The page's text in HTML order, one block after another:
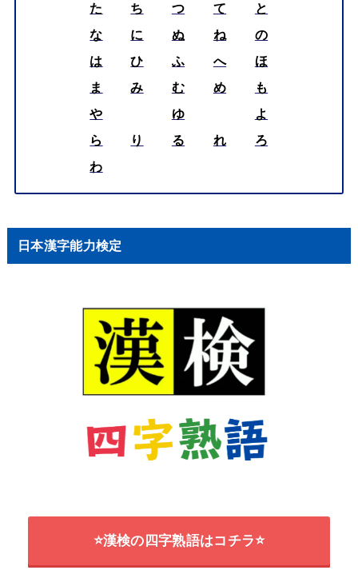
た
ち つ て
と
な
に ぬ ね
の
は
ひ ふ へ
ほ
ま
み む め
も
や
ゆ
よ
ら
り る れ
ろ
わ
日本漢字能力検定
⭐漢検の四字熟語はコチラ⭐